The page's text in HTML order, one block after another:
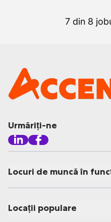
7 din 8
Urmăriți-ne
Locuri de muncă în
Locații populare